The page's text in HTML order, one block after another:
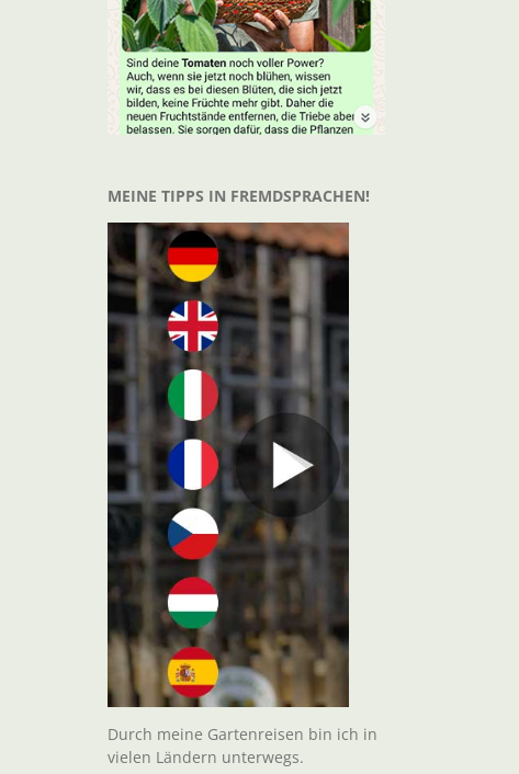
MEINE TIPPS IN FREMDSPRACHEN!
Durch meine Gartenreisen bin ich in
vielen Ländern unterwegs.